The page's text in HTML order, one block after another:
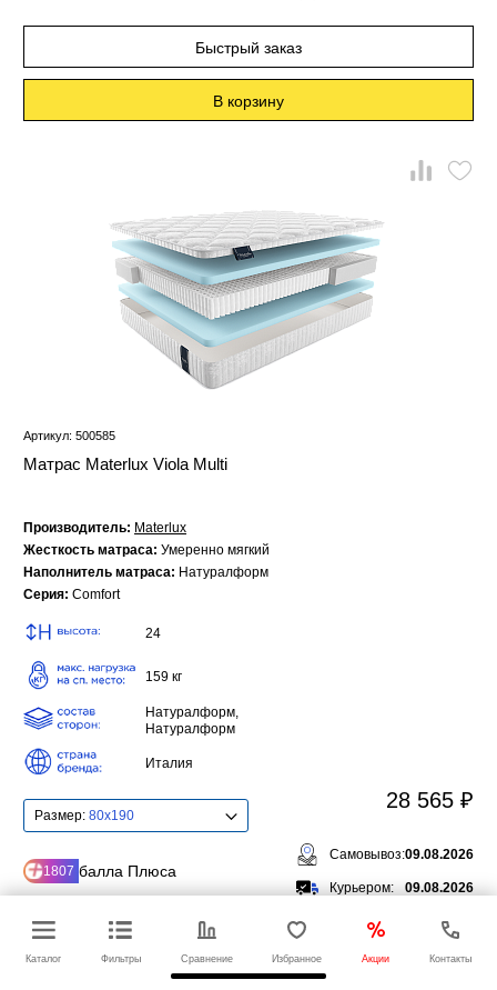
Быстрый заказ
В корзину
Артикул: 500585
Матрас Materlux Viola Multi
Производитель: Materlux
Жесткость матраса: Умеренно мягкий
Наполнитель матраса: Натуралформ
Серия: Comfort
24
159 кг
Натуралформ,
Натуралформ
Италия
Размер: 80x190
1807 балла Плюса
28 565 ₽
Самовывоз:09.08.2026
Курьером: 09.08.2026
Быстрый заказ
Каталог Фильтры Сравнение Избранное Акции Контакты